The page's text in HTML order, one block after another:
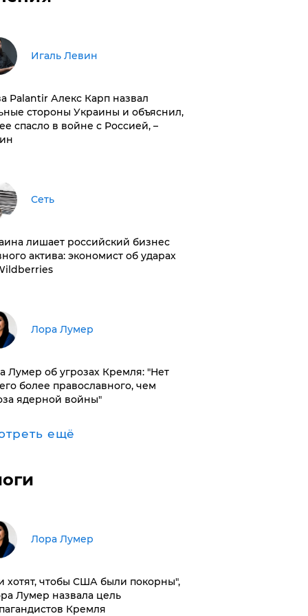
Игаль Левин
Palantir Алекс Карп назвал
стороны Украины и объяснил,
спасло в войне с Россией, –
Сеть
лишает российский бизнес
актива: экономист об ударах
​Лора Лумер
Лумер об угрозах Кремля: "Нет
более православного, чем
ядерной войны"
ещё
​Лора Лумер
хотят, чтобы США были покорны",
Лумер назвала цель
Кремля